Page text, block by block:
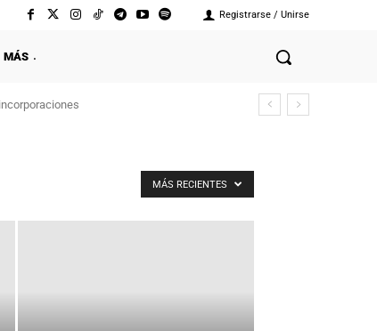
Registrarse / Unirse
MÁS
MÁS RECIENTES